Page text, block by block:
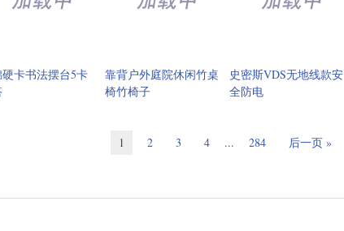
卡书法摆台5卡
靠背户外庭院休闲竹桌
椅竹椅子
史密斯VDS无地线款安
全防电
1 2 3 4 ... 284 后一页 »